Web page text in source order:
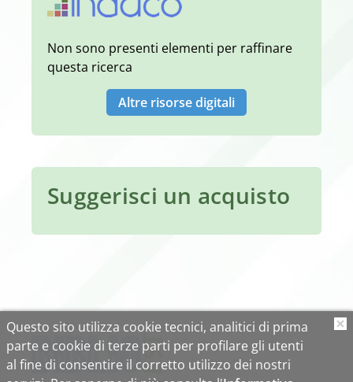
Non sono presenti elementi per raffinare
questa ricerca
Altre risorse digitali
Suggerisci un acquisto
Questo sito utilizza cookie tecnici, analitici di prima
parte e cookie di terze parti per profilare gli utenti
al fine di consentire il corretto utilizzo dei nostri